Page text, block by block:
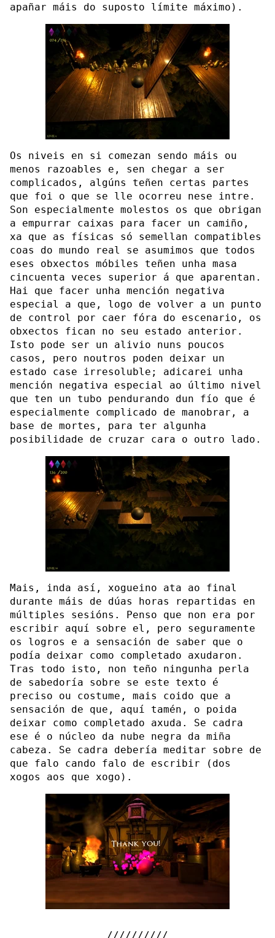
apañar máis do suposto límite máximo).
Os niveis en si comezan sendo máis ou
menos razoables e, sen chegar a ser
complicados, algúns teñen certas partes
que foi o que se lle ocorreu nese intre.
Son especialmente molestos os que obrigan
a empurrar caixas para facer un camiño,
xa que as físicas só semellan compatibles
coas do mundo real se asumimos que todos
eses obxectos móbiles teñen unha masa
cincuenta veces superior á que aparentan.
Hai que facer unha mención negativa
especial a que, logo de volver a un punto
de control por caer fóra do escenario, os
obxectos fican no seu estado anterior.
Isto pode ser un alivio nuns poucos
casos, pero noutros poden deixar un
estado case irresoluble; adicarei unha
mención negativa especial ao último nivel
que ten un tubo pendurando dun fío que é
especialmente complicado de manobrar, a
base de mortes, para ter algunha
posibilidade de cruzar cara o outro lado.
Mais, inda así, xogueino ata ao final
durante máis de dúas horas repartidas en
múltiples sesións. Penso que non era por
escribir aquí sobre el, pero seguramente
os logros e a sensación de saber que o
podía deixar como completado axudaron.
Tras todo isto, non teño ningunha perla
de sabedoría sobre se este texto é
preciso ou costume, mais coido que a
sensación de que, aquí tamén, o poida
deixar como completado axuda. Se cadra
ese é o núcleo da nube negra da miña
cabeza. Se cadra debería meditar sobre de
que falo cando falo de escribir (dos
xogos aos que xogo).